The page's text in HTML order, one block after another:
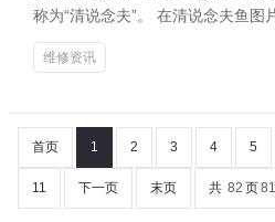
称为“清说念夫”。 在清说念夫鱼图
维修资讯
首页 1 2 3 4 5
11 下一页 末页 共 82 页